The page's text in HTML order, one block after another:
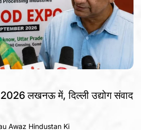
लखनऊ में, दिल्ली उद्योग संवाद
Awaz Hindustan Ki